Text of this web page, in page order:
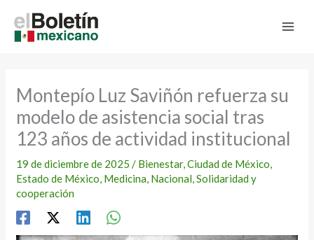
contenido
Montepío Luz Saviñón refuerza su
modelo de asistencia social tras
123 años de actividad institucional
19 de diciembre de 2025/ Bienestar,Ciudad de México,
Estado de México, Medicina, Nacional,Solidaridad y
cooperación